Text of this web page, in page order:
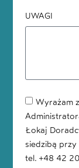
UWAGI
Wyrażam
Łokaj
siedzibą
tel. +48 42